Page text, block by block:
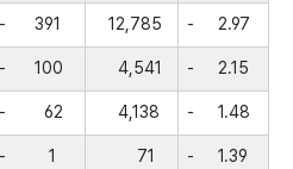
- 391 12,785 - 2.97
- 100 4,541 - 2.15
- 62 4,138 - 1.48
- 1 71 - 1.39